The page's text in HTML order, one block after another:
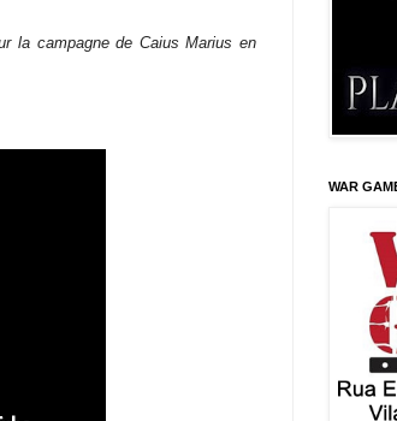
la campagne de Caius Marius en
WAR